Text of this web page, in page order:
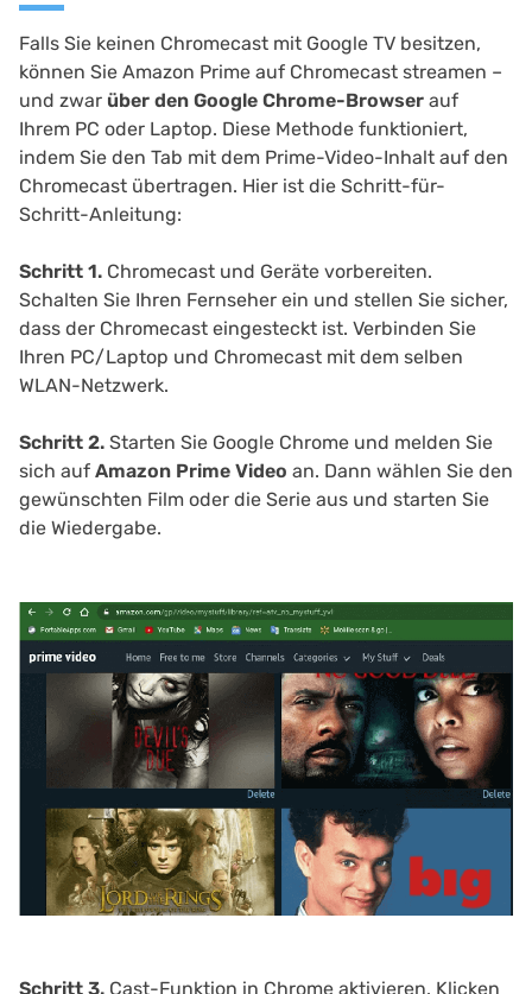
Falls Sie keinen Chromecast mit Google TV besitzen,
können Sie Amazon Prime auf Chromecast streamen –
und zwar über den Google Chrome-Browser auf
Ihrem PC oder Laptop. Diese Methode funktioniert,
indem Sie den Tab mit dem Prime-Video-Inhalt auf den
Chromecast übertragen. Hier ist die Schritt-für-
Schritt-Anleitung:
Schritt 1. Chromecast und Geräte vorbereiten.
Schalten Sie Ihren Fernseher ein und stellen Sie sicher,
dass der Chromecast eingesteckt ist. Verbinden Sie
Ihren PC/Laptop und Chromecast mit dem selben
WLAN-Netzwerk.
Schritt 2. Starten Sie Google Chrome und melden Sie
sich auf Amazon Prime Video an. Dann wählen Sie den
gewünschten Film oder die Serie aus und starten Sie
die Wiedergabe.
Schritt 3. Cast-Funktion in Chrome aktivieren. Klicken